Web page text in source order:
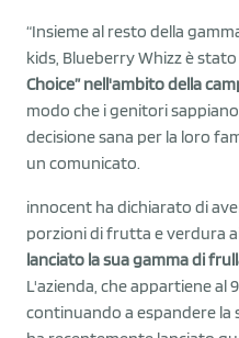
“Insieme al resto della
kids, Blueberry Whizz è stato
Choice” nell'ambito della
modo che i genitori
decisione sana per la loro
un comunicato.
innocent ha dichiarato di
porzioni di frutta e verdura
lanciato la sua gamma di
L'azienda, che appartiene al
continuando a espandere la